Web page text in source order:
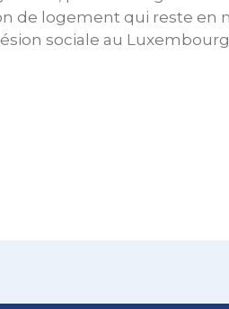
de logement qui reste en
sociale au